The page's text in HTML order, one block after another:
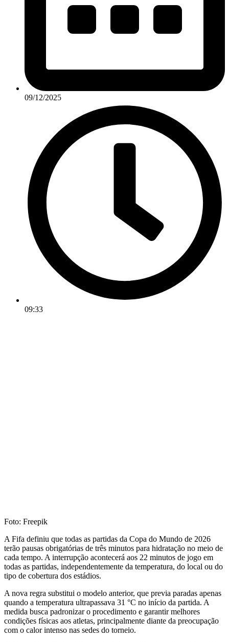
09/12/2025
09:33
Foto: Freepik
A Fifa definiu que todas as partidas da Copa do Mundo de 2026
terão pausas obrigatórias de três minutos para hidratação no meio de
cada tempo. A interrupção acontecerá aos 22 minutos de jogo em
todas as partidas, independentemente da temperatura, do local ou do
tipo de cobertura dos estádios.
A nova regra substitui o modelo anterior, que previa paradas apenas
quando a temperatura ultrapassava 31 °C no início da partida. A
medida busca padronizar o procedimento e garantir melhores
condições físicas aos atletas, principalmente diante da preocupação
com o calor intenso nas sedes do torneio.